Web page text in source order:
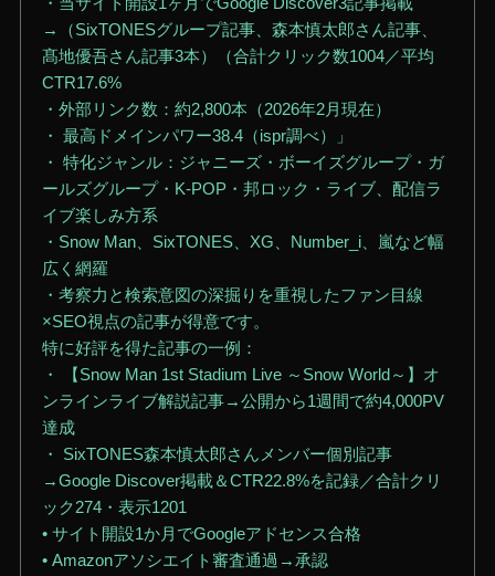
→（SixTONESグループ記事、森本慎太郎さん記事、
髙地優吾さん記事3本）（合計クリック数1004／平均
CTR17.6%
・外部リンク数：約2,800本（2026年2月現在）
・ 最高ドメインパワー38.4（ispr調べ）」
・ 特化ジャンル：ジャニーズ・ボーイズグループ・ガ
ールズグループ・K-POP・邦ロック・ライブ、配信ラ
イブ楽しみ方系
・Snow Man、SixTONES、XG、Number_i、嵐など幅
広く網羅
・考察力と検索意図の深掘りを重視したファン目線
×SEO視点の記事が得意です。
特に好評を得た記事の一例：
・ 【Snow Man 1st Stadium Live ～Snow World～】オ
ンラインライブ解説記事→公開から1週間で約4,000PV
達成
・ SixTONES森本慎太郎さんメンバー個別記事
→Google Discover掲載＆CTR22.8%を記録／合計クリ
ック274・表示1201
• サイト開設1か月でGoogleアドセンス合格
• Amazonアソシエイト審査通過→承認